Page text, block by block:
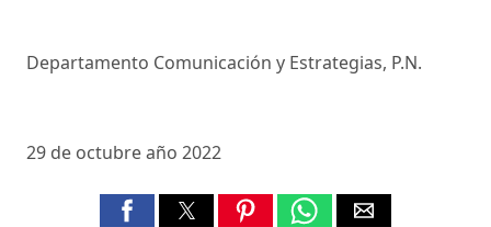
Departamento Comunicación y Estrategias, P.N.
29 de octubre año 2022